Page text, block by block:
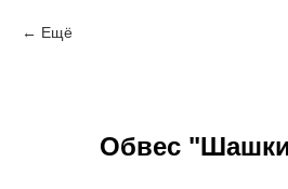
Ещё
Обвес